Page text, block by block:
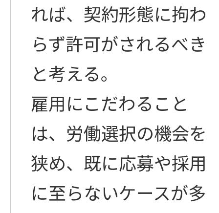
れば、契約形態に拘わ
らず許可がされるべき
と考える。
雇用にこだわること
は、労働選択の機会を
狭め、既に応募や採用
に至らないケースが多